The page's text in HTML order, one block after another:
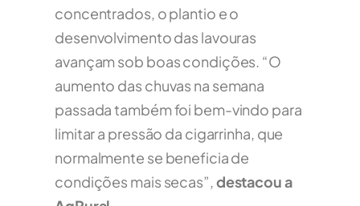
concentrados, o plantio e o
desenvolvimento das lavouras
avançam sob boas condições. “O
aumento das chuvas na semana
passada também foi bem-vindo para
limitar a pressão da cigarrinha, que
normalmente se beneficia de
condições mais secas”,destacou a